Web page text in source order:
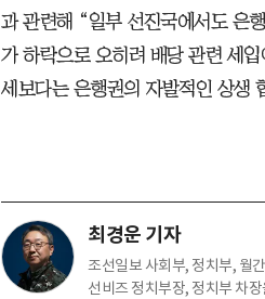
과 관련해 “일부 선진국에서도 은
가 하락으로 오히려 배당 관련 세
세보다는 은행권의 자발적인 상생
최경운 기자
조선일보 사회부, 정치부, 월
선비즈 정치부장, 정치부 차